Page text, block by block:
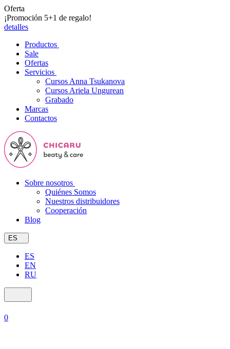
Oferta
¡Promoción 5+1 de regalo!
detalles
Productos
Sale
Ofertas
Servicios
Cursos Anna Tsukanova
Cursos Ariela Ungurean
Grabado
Marcas
Contactos
Sobre nosotros
Quiénes Somos
Nuestros distribuidores
Cooperación
Blog
ES
ES
EN
RU
0